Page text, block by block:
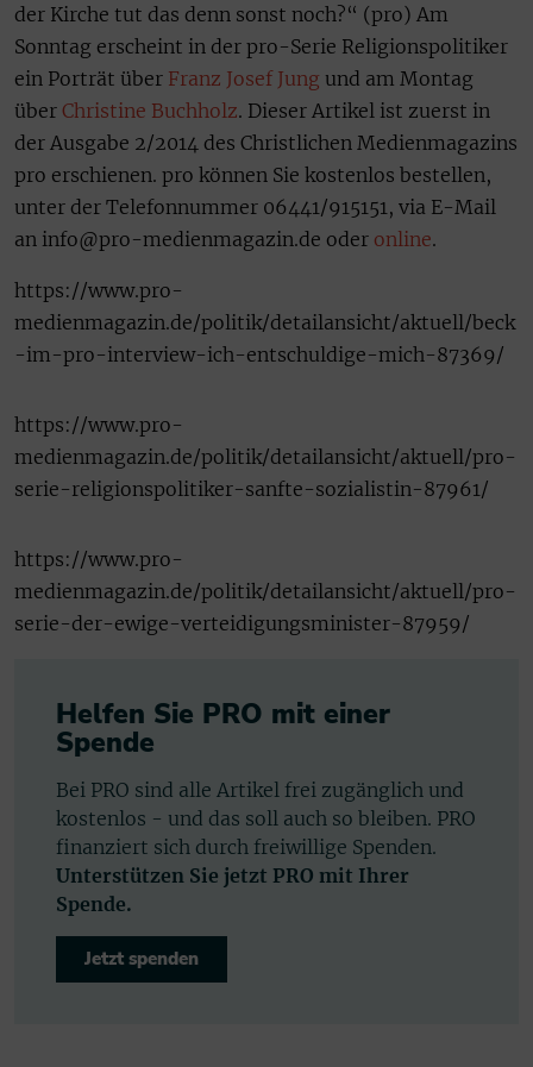
der Kirche tut das denn sonst noch?“ (pro) Am
Sonntag erscheint in der pro-Serie Religionspolitiker
ein Porträt über Franz Josef Jung und am Montag
über Christine Buchholz. Dieser Artikel ist zuerst in
der Ausgabe 2/2014 des Christlichen Medienmagazins
pro erschienen. pro können Sie kostenlos bestellen,
unter der Telefonnummer 06441/915151, via E-Mail
an info@pro-medienmagazin.de oder online.
https://www.pro-
medienmagazin.de/politik/detailansicht/aktuell/beck
-im-pro-interview-ich-entschuldige-mich-87369/
https://www.pro-
medienmagazin.de/politik/detailansicht/aktuell/pro-
serie-religionspolitiker-sanfte-sozialistin-87961/
https://www.pro-
medienmagazin.de/politik/detailansicht/aktuell/pro-
serie-der-ewige-verteidigungsminister-87959/
Helfen Sie PRO mit einer
Spende
Bei PRO sind alle Artikel frei zugänglich und
kostenlos - und das soll auch so bleiben. PRO
finanziert sich durch freiwillige Spenden.
Unterstützen Sie jetzt PRO mit Ihrer
Spende.
Jetzt spenden